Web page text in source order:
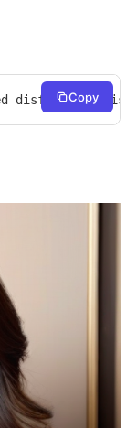
disfigured,
Copy